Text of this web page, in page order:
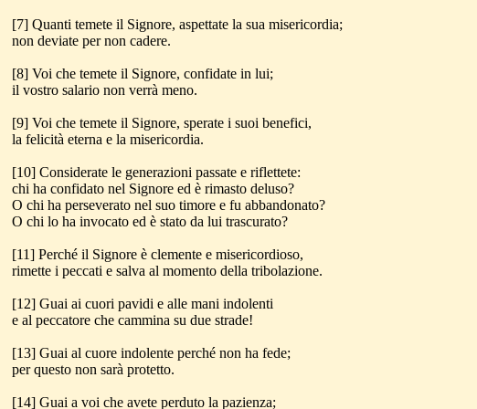
[7] Quanti temete il Signore, aspettate la sua misericordia;
non deviate per non cadere.
[8] Voi che temete il Signore, confidate in lui;
il vostro salario non verrà meno.
[9] Voi che temete il Signore, sperate i suoi benefici,
la felicità eterna e la misericordia.
[10] Considerate le generazioni passate e riflettete:
chi ha confidato nel Signore ed è rimasto deluso?
O chi ha perseverato nel suo timore e fu abbandonato?
O chi lo ha invocato ed è stato da lui trascurato?
[11] Perché il Signore è clemente e misericordioso,
rimette i peccati e salva al momento della tribolazione.
[12] Guai ai cuori pavidi e alle mani indolenti
e al peccatore che cammina su due strade!
[13] Guai al cuore indolente perché non ha fede;
per questo non sarà protetto.
[14] Guai a voi che avete perduto la pazienza;